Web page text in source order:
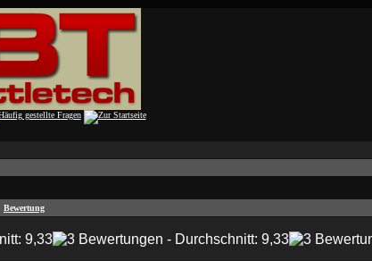
Bewertung